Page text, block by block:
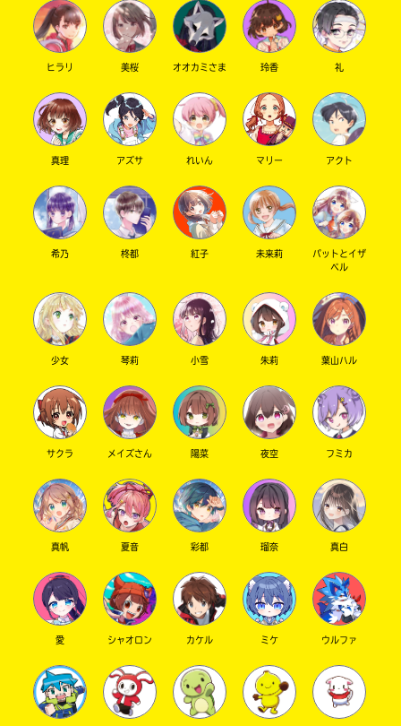
オフィシャルアカウント
SNSでシェアする
ヒラリ 美桜 オオカミさま 玲香 礼
真理 アズサ れいん マリー アクト
希乃 柊都 紅子 未来莉
パットとイザ
ベル
少女 琴莉 小雪 朱莉 葉山ハル
サクラ メイズさん 陽菜 夜空 フミカ
真帆 夏音 彩都 瑠奈 真白
愛 シャオロン カケル ミケ ウルファ